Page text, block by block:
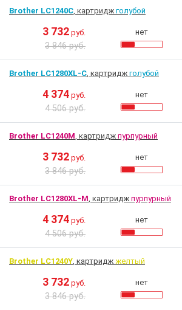
Brother LC1240C, картридж голубой
3 732 руб.
3 846 руб.
нет
Brother LC1280XL-C, картридж голубой
4 374 руб.
4 506 руб.
нет
Brother LC1240M, картридж пурпурный
3 732 руб.
3 846 руб.
нет
Brother LC1280XL-M, картридж пурпурный
4 374 руб.
4 506 руб.
нет
Brother LC1240Y, картридж желтый
3 732 руб.
3 846 руб.
нет